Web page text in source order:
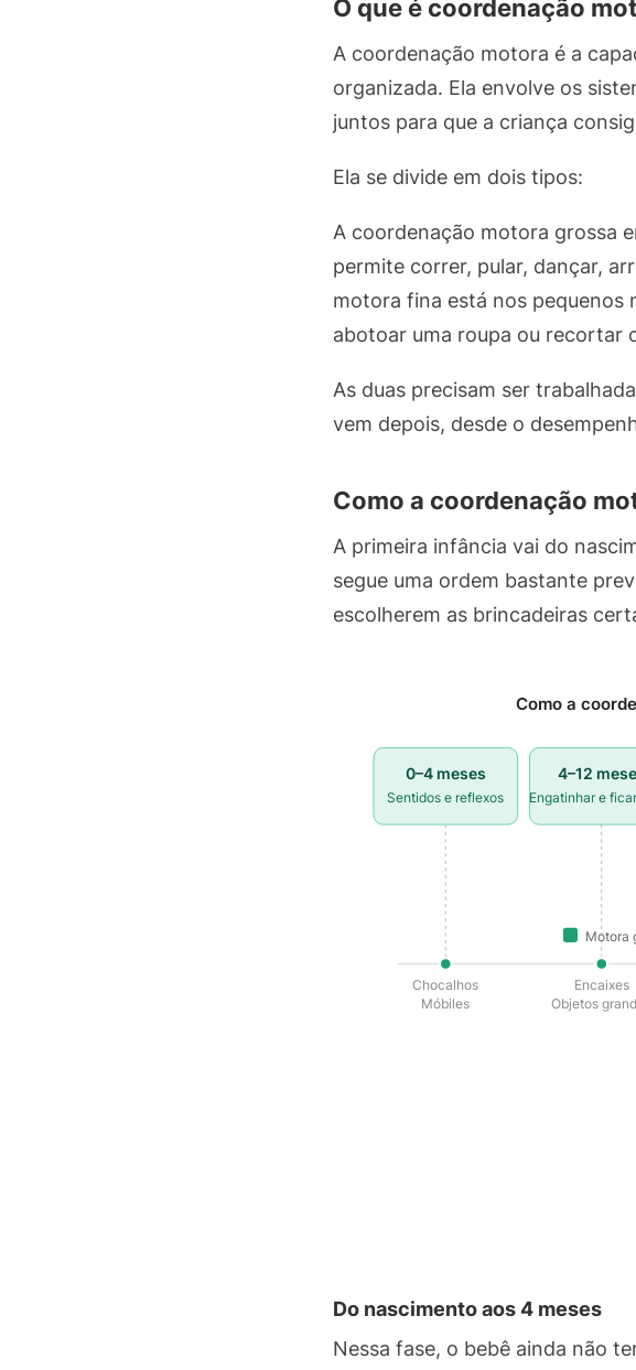
O que é coordenação
A coordenação motora é a
organizada. Ela envolve os
juntos para que a criança
Ela se divide em dois tipos:
A coordenação motora grossa
permite correr, pular, dançar,
motora fina está nos pequenos
abotoar uma roupa ou recortar
As duas precisam ser
vem depois, desde o
Como a coordenação
A primeira infância vai do
segue uma ordem bastante
escolherem as brincadeiras
Como a
0–4 meses
Sentidos e reflexos
Chocalhos
Móbiles
4–12
Engatinhar e
Encaixes
Objetos
Motora
Do nascimento aos 4 meses
Nessa fase, o bebê ainda não